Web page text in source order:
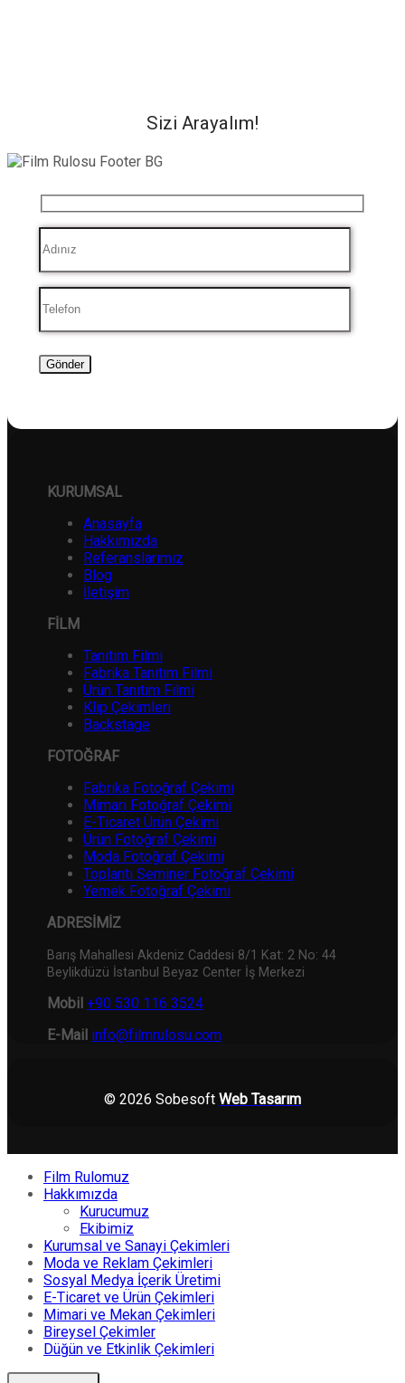
Sizi Arayalım!
KURUMSAL
Anasayfa
Hakkımızda
Referanslarımız
Blog
İletişim
FİLM
Tanıtım Filmi
Fabrika Tanıtım Filmi
Ürün Tanıtım Filmi
Klip Çekimleri
Backstage
FOTOĞRAF
Fabrika Fotoğraf Çekimi
Mimari Fotoğraf Çekimi
E-Ticaret Ürün Çekimi
Ürün Fotoğraf Çekimi
Moda Fotoğraf Çekimi
Toplantı Seminer Fotoğraf Çekimi
Yemek Fotoğraf Çekimi
ADRESİMİZ
Barış Mahallesi Akdeniz Caddesi 8/1 Kat: 2 No: 44
Beylikdüzü İstanbul Beyaz Center İş Merkezi
Mobil +90 530 116 3524
E-Mail info@filmrulosu.com
© 2026 Sobesoft Web Tasarım
Film Rulomuz
Hakkımızda
Kurucumuz
Ekibimiz
Kurumsal ve Sanayi Çekimleri
Moda ve Reklam Çekimleri
Sosyal Medya İçerik Üretimi
E-Ticaret ve Ürün Çekimleri
Mimari ve Mekan Çekimleri
Bireysel Çekimler
Düğün ve Etkinlik Çekimleri